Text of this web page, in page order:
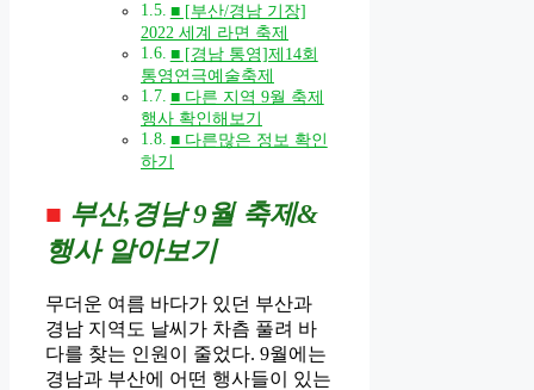
■ [부산/경남 기장]
2022 세계 라면 축제
■ [경남 통영]제14회
통영연극예술축제
■ 다른 지역 9월 축제
행사 확인해보기
■ 다른많은 정보 확인
하기
■ 부산,경남 9 월 축제&
행사 알아보기
무더운 여름 바다가 있던 부산과
경남 지역도 날씨가 차츰 풀려 바
다를 찾는 인원이 줄었다. 9월에는
경남과 부산에 어떤 행사들이 있는